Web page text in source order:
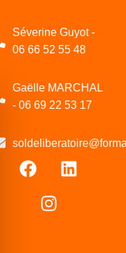
Séverine Guyot -
06 66 52 55 48
Gaëlle MARCHAL
- 06 69 22 53 17